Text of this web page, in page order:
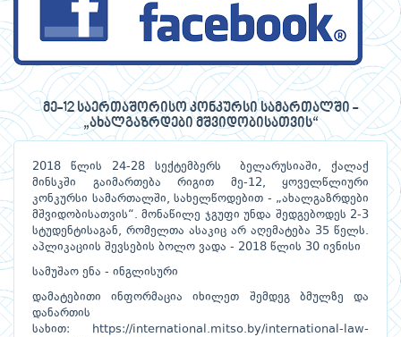
მე-12 საერთაშორისო კონკურსი სამართალში -
„ახალგაზრდები მშვიდობისათვის“
2018 წლის 24-28 სექტემბერს ბელარუსიაში, ქალაქ
მინსკში გაიმართება რიგით მე-12, ყოველწლიური
კონკურსი სამართალში, სახელწოდებით - „ახალგაზრდები
მშვიდობისათვის“. მონაწილე ჯგუფი უნდა შედგებოდეს 2-3
სტუდენტისაგან, რომელთა ასაკიც არ აღემატება 35 წელს.
აპლიკაციის შევსების ბოლო ვადა - 2018 წლის 30 ივნისი
სამუშაო ენა - ინგლისური
დამატებითი ინფორმაცია იხილეთ შემდეგ ბმულზე და
დანართის
სახით:
https://international.mitso.by/international-law-